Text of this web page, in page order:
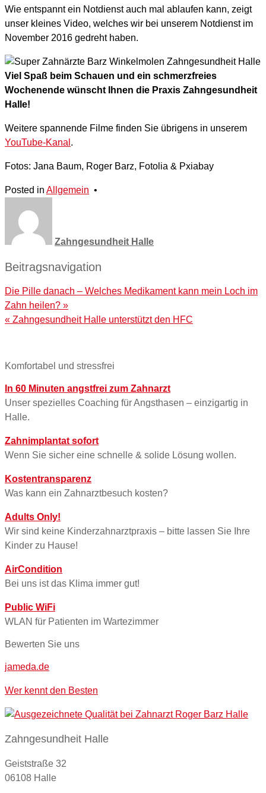
Wie entspannt ein Notdienst auch mal ablaufen kann, zeigt
unser kleines Video, welches wir bei unserem Notdienst im
November 2016 gedreht haben.
Viel Spaß beim Schauen und ein schmerzfreies
Wochenende wünscht Ihnen die Praxis Zahngesundheit
Halle!
Weitere spannende Filme finden Sie übrigens in unserem
YouTube-Kanal .
Fotos: Jana Baum, Roger Barz, Fotolia & Pxiabay
Posted in Allgemein •
Zahngesundheit Halle
Beitragsnavigation
Die Pille danach – Welches Medikament kann mein Loch im
Zahn heilen? »
« Zahngesundheit Halle unterstützt den HFC
Komfortabel und stressfrei
In 60 Minuten angstfrei zum Zahnarzt
Unser spezielles Coaching für Angsthasen – einzigartig in
Halle.
Zahnimplantat sofort
Wenn Sie sicher eine schnelle & solide Lösung wollen.
Kostentransparenz
Was kann ein Zahnarztbesuch kosten?
Adults Only!
Wir sind keine Kinderzahnarztpraxis – bitte lassen Sie Ihre
Kinder zu Hause!
AirCondition
Bei uns ist das Klima immer gut!
Public WiFi
WLAN für Patienten im Wartezimmer
Bewerten Sie uns
jameda.de
Wer kennt den Besten
Zahngesundheit Halle
Geiststraße 32
06108 Halle